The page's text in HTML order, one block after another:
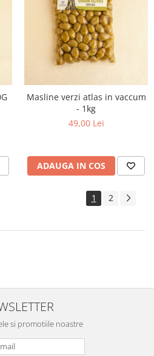
Masline verzi atlas in vaccum
- 1kg
49,00 Lei
ADAUGA IN COS
1 2
si promotiile noastre